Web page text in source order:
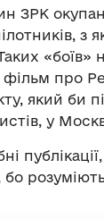
ЗРК
з
«боїв»
фільм про
який би
у
публікації,
бо